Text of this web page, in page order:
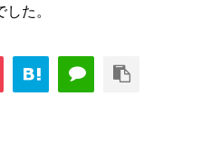
た。